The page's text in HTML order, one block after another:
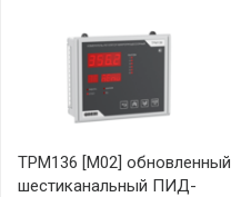
ТРМ136 [M02] обновленный
шестиканальный ПИД-